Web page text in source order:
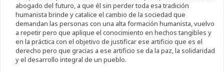
abogado del futuro, a que él sin perder toda esa tradición
humanista brinde y catalice el cambio de la sociedad que
demandan las personas con una alta formación humanista, vuelvo
a repetir pero que aplique el conocimiento en hechos tangibles y
en la práctica con el objetivo de justificar ese artificio que es el
derecho pero que gracias a ese artificio se da la paz, la solidaridad
y el desarrollo integral de un pueblo.